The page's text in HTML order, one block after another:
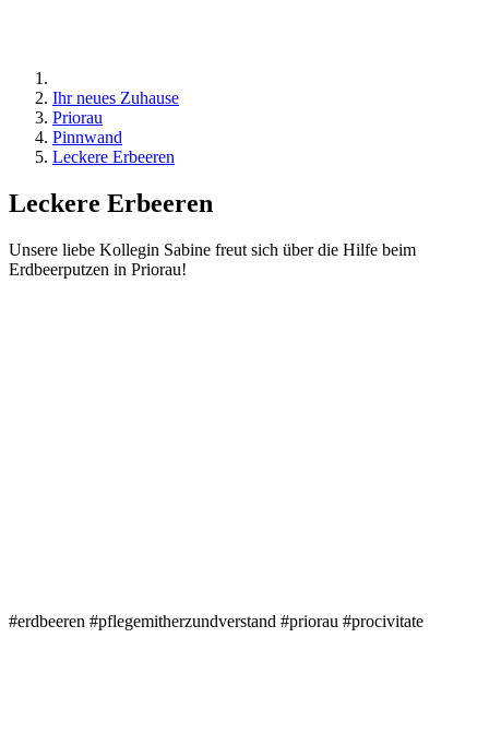
Ihr neues Zuhause
Priorau
Pinnwand
Leckere Erbeeren
Leckere Erbeeren
Unsere liebe Kollegin Sabine freut sich über die Hilfe beim
Erdbeerputzen in Priorau!
#erdbeeren #pflegemitherzundverstand #priorau #procivitate